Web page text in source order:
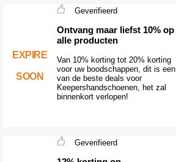
EXPIRE
SOON
Geverifieerd
Ontvang maar liefst 10% op
alle producten
Van 10% korting tot 20% korting
voor uw boodschappen, dit is een
van de beste deals voor
Keepershandschoenen, het zal
binnenkort verlopen!
Geverifieerd